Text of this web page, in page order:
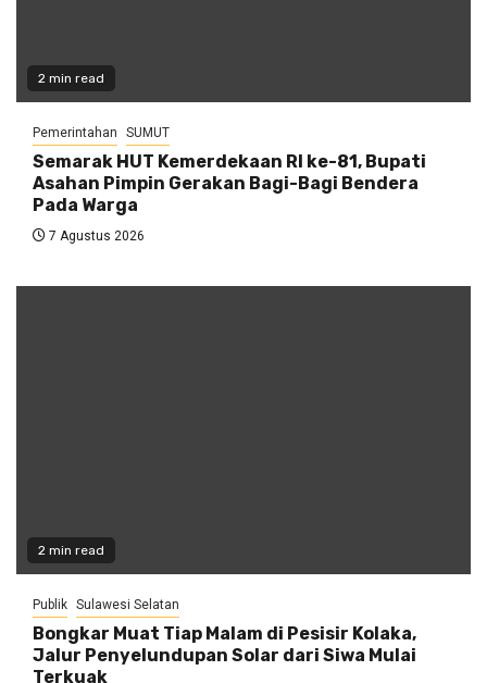
2 min read
Pemerintahan SUMUT
Semarak HUT Kemerdekaan RI ke-81, Bupati
Asahan Pimpin Gerakan Bagi-Bagi Bendera
Pada Warga
7 Agustus 2026
2 min read
Publik Sulawesi Selatan
Bongkar Muat Tiap Malam di Pesisir Kolaka,
Jalur Penyelundupan Solar dari Siwa Mulai
Terkuak